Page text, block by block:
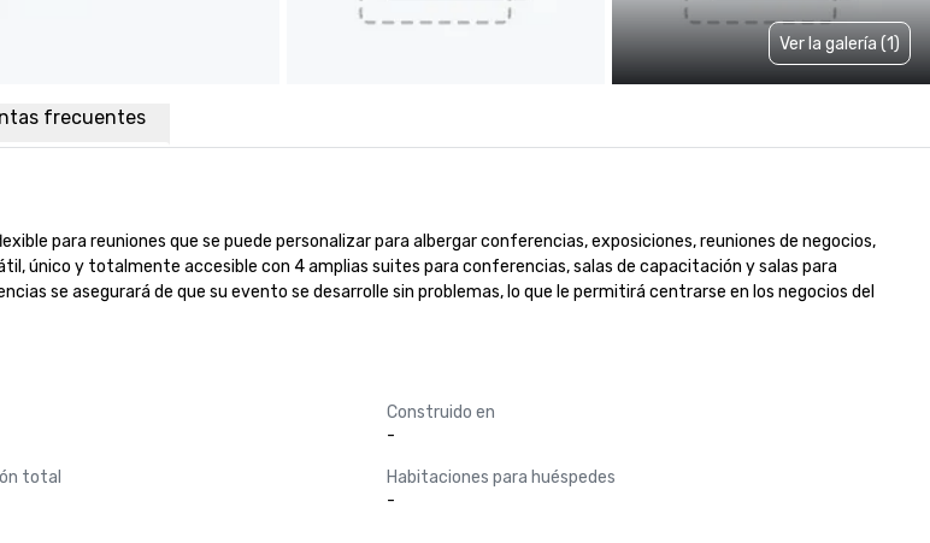
Ver la galería (1)
frecuentes
para reuniones que se puede personalizar para albergar conferencias, exposiciones, reuniones de negocios,
único y totalmente accesible con 4 amplias suites para conferencias, salas de capacitación y salas para
se asegurará de que su evento se desarrolle sin problemas, lo que le permitirá centrarse en los negocios del
Construido en
-
total
Habitaciones para huéspedes
-